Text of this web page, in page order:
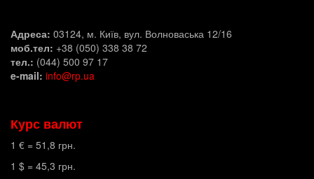
Адреса: 03124, м. Київ, вул. Волноваська 12/16
моб.тел: +38 (050) 338 38 72
тел.: (044) 500 97 17
e-mail: info@rp.ua
Курс валют
1 € = 51,8 грн.
1 $ = 45,3 грн.